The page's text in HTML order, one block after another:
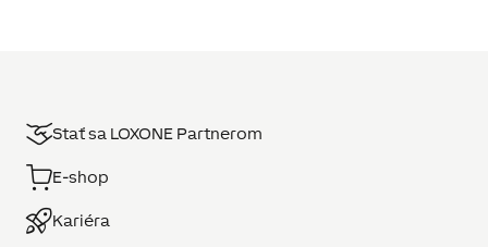
Stať sa LOXONE Partnerom
E-shop
Kariéra